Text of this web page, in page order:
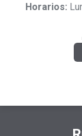
Horarios: